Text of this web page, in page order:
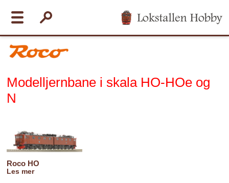
Modelljernbane i skala HO-HOe og
N
Roco HO
Les mer